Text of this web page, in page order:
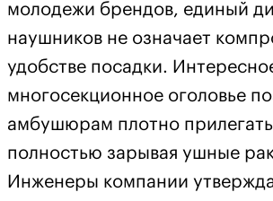
молодежи брендов, единый
наушников не означает
удобстве посадки.
многосекционное оголовье
амбушюрам плотно прилегать
полностью зарывая ушные
Инженеры компании